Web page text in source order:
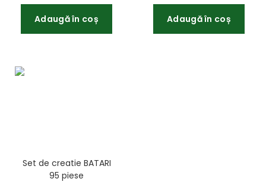
Adaugă în coș Adaugă în coș
Set de creatie BATARI
95 piese